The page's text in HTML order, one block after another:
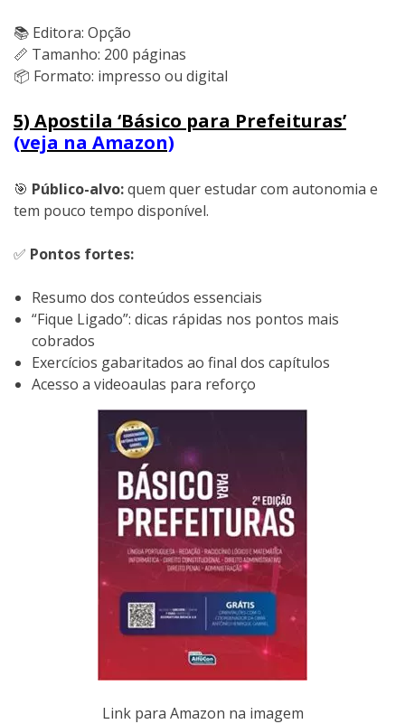
📚 Editora: Opção
📏 Tamanho: 200 páginas
📦 Formato: impresso ou digital
5) Apostila ‘Básico para Prefeituras’
(veja na Amazon)
🎯 Público-alvo:quem quer estudar com autonomia e
tem pouco tempo disponível.
✅ Pontos fortes:
Resumo dos conteúdos essenciais
“Fique Ligado”: dicas rápidas nos pontos mais
cobrados
Exercícios gabaritados ao final dos capítulos
Acesso a videoaulas para reforço
Link para Amazon na imagem